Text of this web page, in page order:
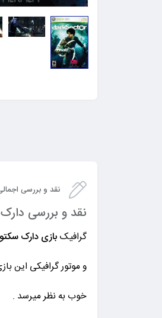
نقد و بررسی
نقد و بررسی
گرافیک بازی دارک
و موتور گرافیکی این
خوب به نظر میرسد .